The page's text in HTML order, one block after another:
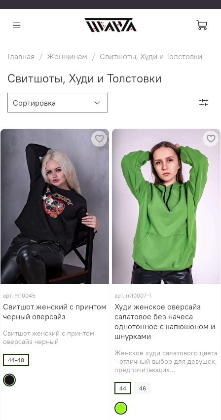
Главная Женщинам Свитшоты, Худи и Толстовки
Свитшоты, Худи и Толстовки
арт. m10045
Свитшот женский с принтом
черный оверсайз
Свитшот женский с принтом
оверсайз черный
44-48
арт. m10007-1
Худи женское оверсайз
салатовое без начеса
однотонное с капюшоном и
шнурками
Женское худи салатового цвета
- отличный выбор для девушек,
предпочитающих...
44 46